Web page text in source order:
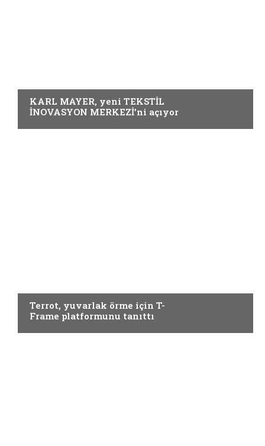
KARL MAYER, yeni TEKSTİL
İNOVASYON MERKEZİ’ni açıyor
Terrot, yuvarlak örme için T-
Frame platformunu tanıttı